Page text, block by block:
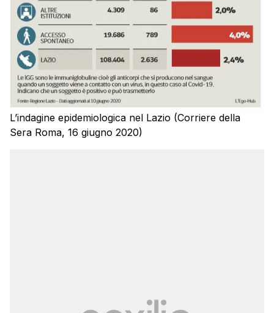
L’indagine epidemiologica nel Lazio (Corriere della
Sera Roma, 16 giugno 2020)